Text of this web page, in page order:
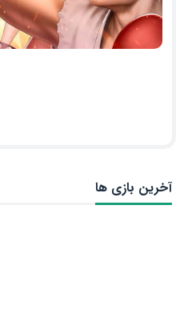
آخرین بازی ها